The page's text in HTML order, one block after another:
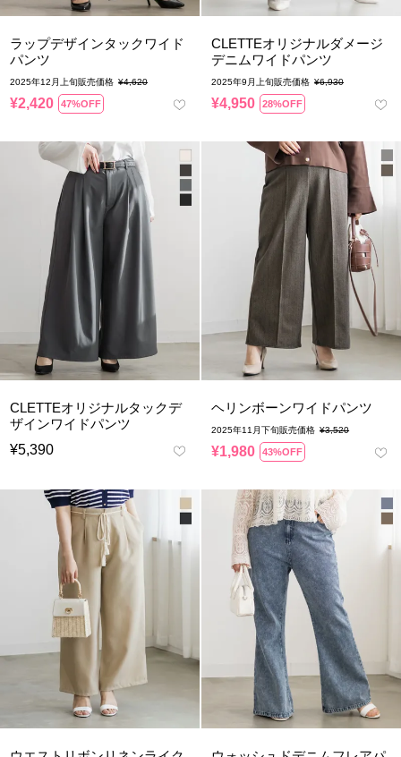
ラップデザインタックワイド
パンツ
2025年12月上旬販売価格 ¥4,620
¥2,420 47%OFF
CLETTEオリジナルダメージ
デニムワイドパンツ
2025年9月上旬販売価格 ¥6,930
¥4,950 28%OFF
CLETTEオリジナルタックデ
ザインワイドパンツ
¥5,390
ヘリンボーンワイドパンツ
2025年11月下旬販売価格 ¥3,520
¥1,980 43%OFF